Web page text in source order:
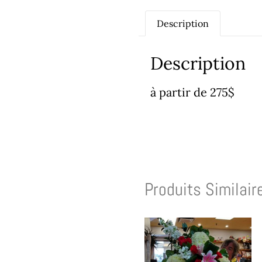
Description
Description
à partir de 275$
Produits